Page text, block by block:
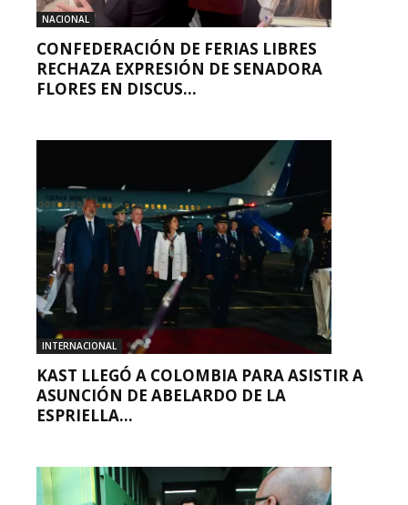
NACIONAL
CONFEDERACIÓN DE FERIAS LIBRES
RECHAZA EXPRESIÓN DE SENADORA
FLORES EN DISCUS...
INTERNACIONAL
KAST LLEGÓ A COLOMBIA PARA ASISTIR A
ASUNCIÓN DE ABELARDO DE LA
ESPRIELLA...